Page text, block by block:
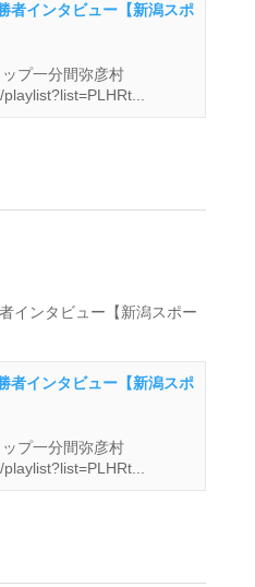
者インタビュー【新潟スポ
プ一分間弥彦村
インタビュー【新潟スポー
者インタビュー【新潟スポ
プ一分間弥彦村